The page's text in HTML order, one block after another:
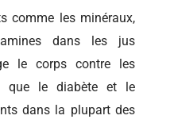
comme les minéraux,
dans les jus
le corps contre les
que le diabète et le
dans la plupart des